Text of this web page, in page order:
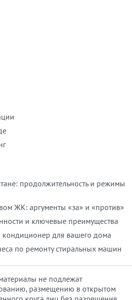
продолжительность и режимы
ЖК: аргументы «за» и «против»
и ключевые преимущества
кондиционер для вашего дома
по ремонту стиральных машин
не подлежат
размещению в открытом